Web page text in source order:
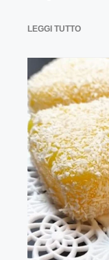
LEGGI TUTTO